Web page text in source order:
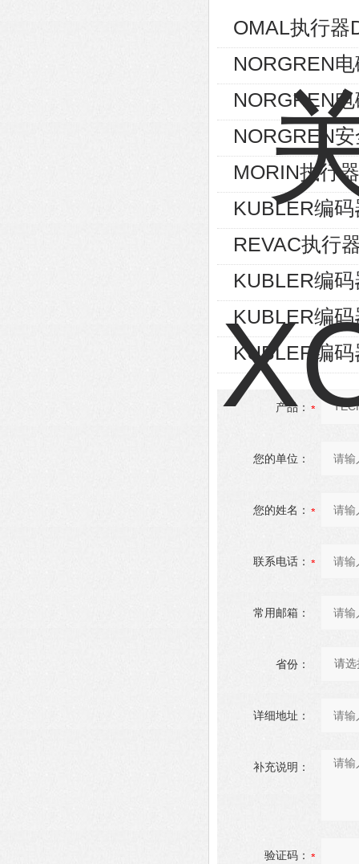
OMAL执行器
NORGREN
NORGREN
NORGREN
MORIN执行
KUBLER编
REVAC执行
KUBLER编
KUBLER编
KUBLER编
产品：
您的单位：
您的姓名：
联系电话：
常用邮箱：
省份：
详细地址：
补充说明：
验证码：